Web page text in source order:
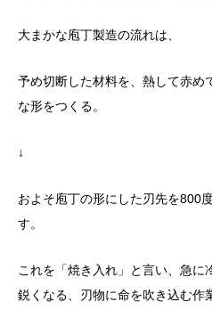
大まかな庖丁製造の流れは、
予め切断した材料を、熱して赤め
な形をつくる。
↓
およそ庖丁の形にした刃先を800
す。
これを「焼き入れ」と言い、急
鋭くなる、刃物に命を吹き込む作